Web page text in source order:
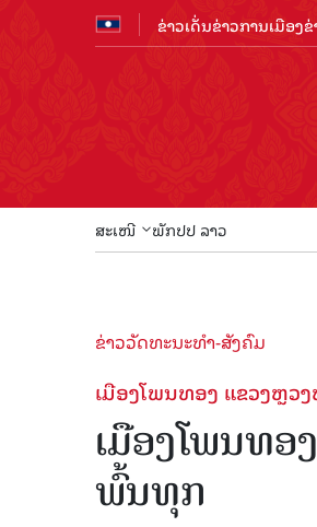
ຂ່າວເດັ່ນຂ່າວການເມືອງ
ສະເໜີ ພັກປປ ລາວ
ຂ່າວວັດທະນະທຳ-ສັງຄົມ
ເມືອງໂພນທອງ ແຂວງຫຼວ
ເມືອງໂພນທອ
ພົ້ນທຸກ